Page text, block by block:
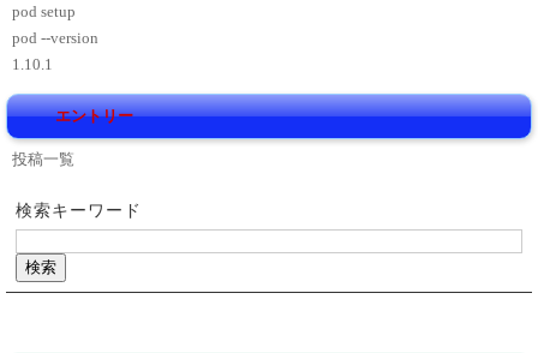
pod setup
pod --version
1.10.1
エントリー
投稿一覧
検索キーワード